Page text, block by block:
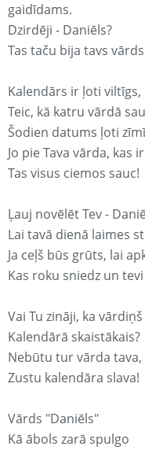
gaidīdams.
Dzirdēji - Daniēls?
Tas taču bija tavs
Kalendārs ir ļoti viltīgs,
Teic, kā katru vārdā
Šodien datums ļoti
Jo pie Tava vārda, kas
Tas visus ciemos sauc!
Ļauj novēlēt Tev -
Lai tavā dienā laimes
Ja ceļš būs grūts, lai
Kas roku sniedz un
Vai Tu zināji, ka
Kalendārā skaistākais?
Nebūtu tur vārda tava,
Zustu kalendāra slava!
Vārds "Daniēls"
Kā ābols zarā spulgo